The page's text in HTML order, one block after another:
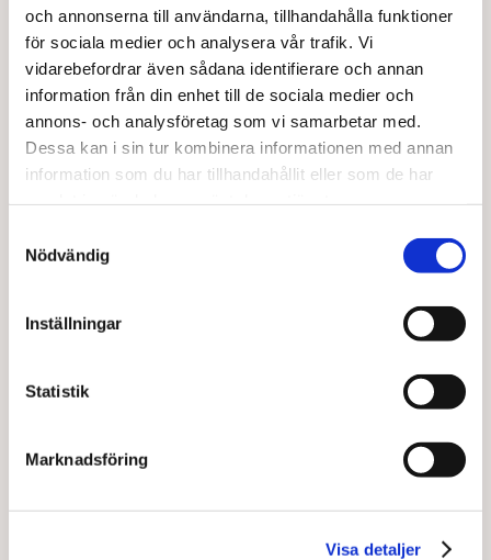
och annonserna till användarna, tillhandahålla funktioner
för sociala medier och analysera vår trafik. Vi
vidarebefordrar även sådana identifierare och annan
information från din enhet till de sociala medier och
annons- och analysföretag som vi samarbetar med.
Dessa kan i sin tur kombinera informationen med annan
information som du har tillhandahållit eller som de har
Nödvändig
Inställningar
Statistik
Marknadsföring
Visa detaljer
Berte Qvarn Björnekulla